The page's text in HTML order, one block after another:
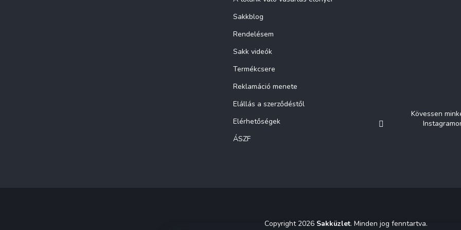
Sakkblog
Rendelésem
Sakk videók
Termékcsere
Reklamáció menete
Elállás a szerződéstől
Elérhetőségek
ÁSZF
Kövessen
Copyright 2026 Sakküzlet. Minden jog fenntartva.